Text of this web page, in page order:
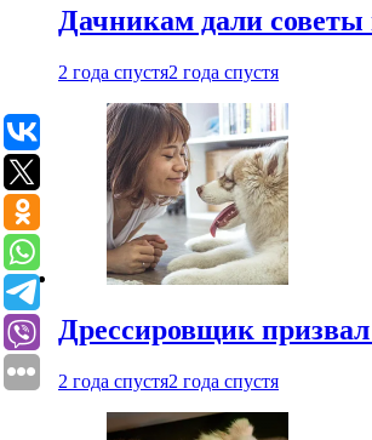
Дачникам дали
2 года спустя2 года спустя
Дрессировщик
2 года спустя2 года спустя